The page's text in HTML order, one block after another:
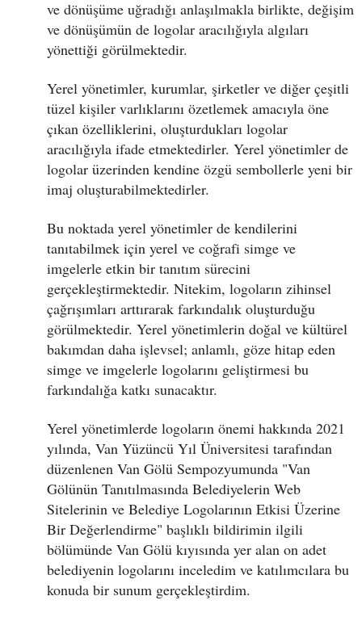
ve dönüşüme uğradığı anlaşılmakla birlikte, değişim
ve dönüşümün de logolar aracılığıyla algıları
yönettiği görülmektedir.
Yerel yönetimler, kurumlar, şirketler ve diğer çeşitli
tüzel kişiler varlıklarını özetlemek amacıyla öne
çıkan özelliklerini, oluşturdukları logolar
aracılığıyla ifade etmektedirler. Yerel yönetimler de
logolar üzerinden kendine özgü sembollerle yeni bir
imaj oluşturabilmektedirler.
Bu noktada yerel yönetimler de kendilerini
tanıtabilmek için yerel ve coğrafi simge ve
imgelerle etkin bir tanıtım sürecini
gerçekleştirmektedir. Nitekim, logoların zihinsel
çağrışımları arttırarak farkındalık oluşturduğu
görülmektedir. Yerel yönetimlerin doğal ve kültürel
bakımdan daha işlevsel; anlamlı, göze hitap eden
simge ve imgelerle logolarını geliştirmesi bu
farkındalığa katkı sunacaktır.
Yerel yönetimlerde logoların önemi hakkında 2021
yılında, Van Yüzüncü Yıl Üniversitesi tarafından
düzenlenen Van Gölü Sempozyumunda "Van
Gölünün Tanıtılmasında Belediyelerin Web
Sitelerinin ve Belediye Logolarının Etkisi Üzerine
Bir Değerlendirme" başlıklı bildirimin ilgili
bölümünde Van Gölü kıyısında yer alan on adet
belediyenin logolarını inceledim ve katılımcılara bu
konuda bir sunum gerçekleştirdim.